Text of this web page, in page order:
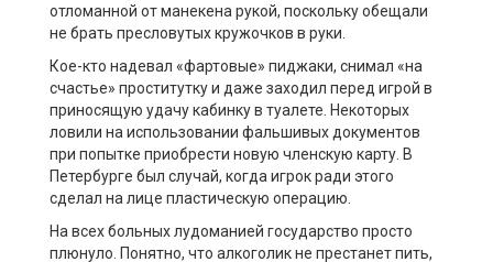
отломанной от манекена рукой, поскольку обещали
не брать пресловутых кружочков в руки.
Кое-кто надевал «фартовые» пиджаки, снимал «на
счастье» проститутку и даже заходил перед игрой в
приносящую удачу кабинку в туалете. Некоторых
ловили на использовании фальшивых документов
при попытке приобрести новую членскую карту. В
Петербурге был случай, когда игрок ради этого
сделал на лице пластическую операцию.
На всех больных лудоманией государство просто
плюнуло. Понятно, что алкоголик не престанет пить,